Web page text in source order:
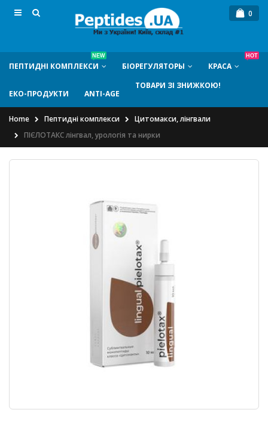
0
ПЕПТИДНI КОМПЛЕКСИ
NEW
БIОРЕГУЛЯТОРЫ КРАСА
ЕКО-ПРОДУКТИ ANTI-AGE
ТОВАРИ ЗІ ЗНИЖКОЮ!
HOT
Home Пептидні комплекси
Цитомакси, лінгвали
ПІЄЛОТАКС лінгвал, урологія та нирки